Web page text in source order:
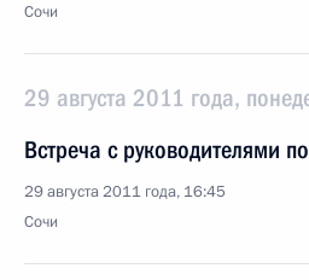
Сочи
29 августа 2011 года,
Встреча с руководителями
29 августа 2011 года, 16:45
Сочи